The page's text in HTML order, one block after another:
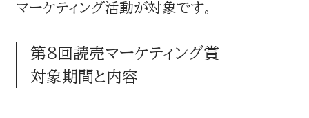
マーケティング活動が対象です。
第8回読売マーケティング賞
対象期間と内容